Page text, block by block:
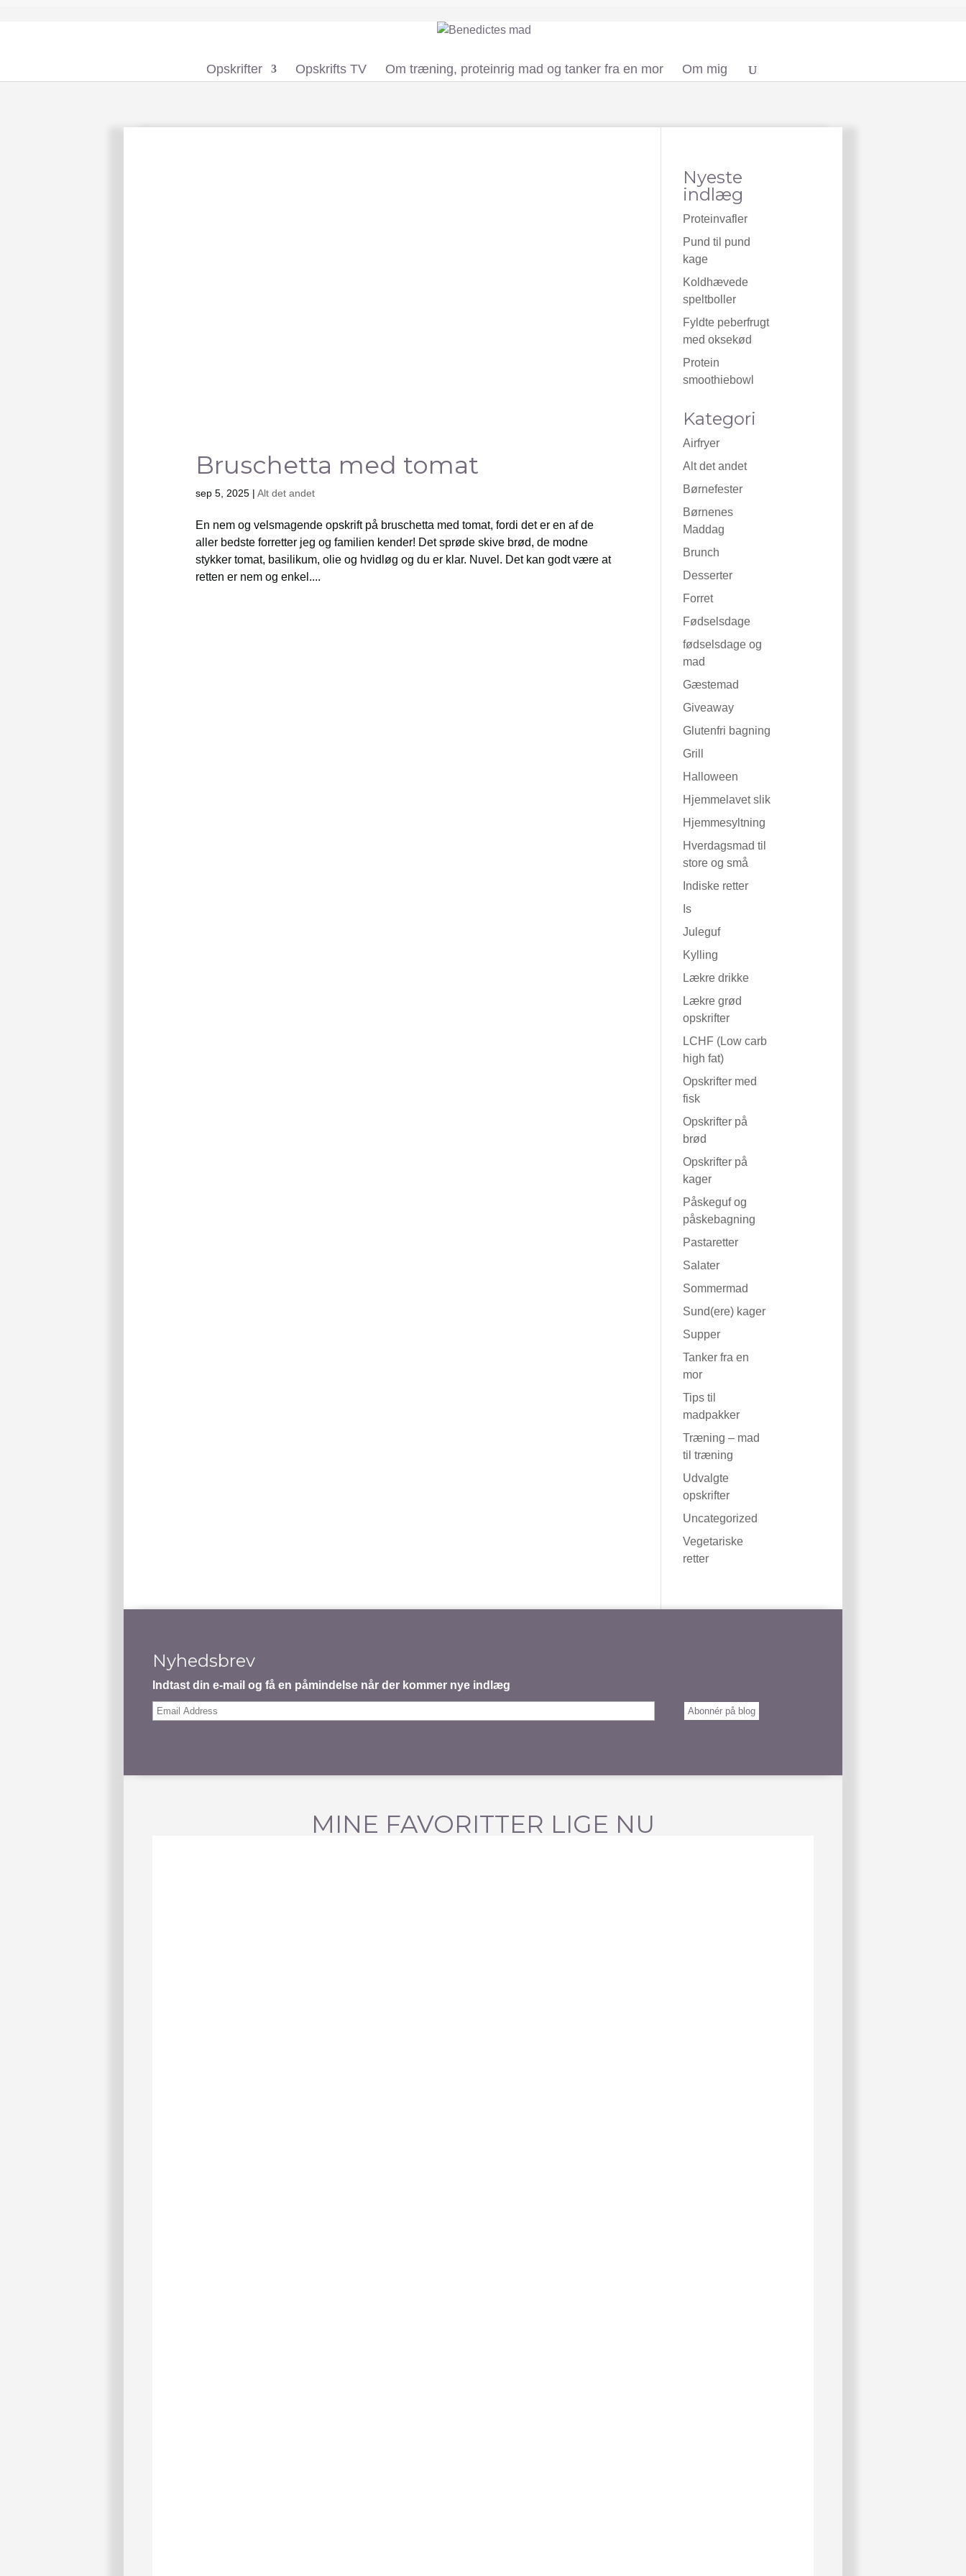
Opskrifter Opskrifts TV Om træning, proteinrig mad og tanker fra en mor Om mig
Bruschetta med tomat
sep 5, 2025 | Alt det andet
En nem og velsmagende opskrift på bruschetta med tomat, fordi det er en af de
aller bedste forretter jeg og familien kender! Det sprøde skive brød, de modne
stykker tomat, basilikum, olie og hvidløg og du er klar. Nuvel. Det kan godt være at
retten er nem og enkel....
Nyeste
indlæg
Proteinvafler
Pund til pund
kage
Koldhævede
speltboller
Fyldte peberfrugt
med oksekød
Protein
smoothiebowl
Kategori
Airfryer
Alt det andet
Børnefester
Børnenes
Maddag
Brunch
Desserter
Forret
Fødselsdage
fødselsdage og
mad
Gæstemad
Giveaway
Glutenfri bagning
Grill
Halloween
Hjemmelavet slik
Hjemmesyltning
Hverdagsmad til
store og små
Indiske retter
Is
Juleguf
Kylling
Lækre drikke
Lækre grød
opskrifter
LCHF (Low carb
high fat)
Opskrifter med
fisk
Opskrifter på
brød
Opskrifter på
kager
Påskeguf og
påskebagning
Pastaretter
Salater
Sommermad
Sund(ere) kager
Supper
Tanker fra en
mor
Tips til
madpakker
Træning – mad
til træning
Udvalgte
opskrifter
Uncategorized
Vegetariske
retter
Nyhedsbrev
Indtast din e-mail og få en påmindelse når der kommer nye indlæg
Email
Abonnér på blog
MINE FAVORITTER LIGE NU